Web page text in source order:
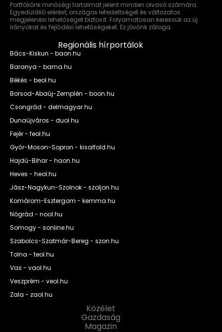
Portfóliónk minőségi tartalmat jelent minden olvasó számára.
Egyedülálló elérést, országos lefedettséget és változatos
megjelenési lehetőséget biztosít. Folyamatosan keressük az új
irányokat és fejlődési lehetőségeket. Ez jövőnk záloga.
Regionális hírportálok
Bács-Kiskun - baon.hu
Baranya - bama.hu
Békés - beol.hu
Borsod-Abaúj-Zemplén - boon.hu
Csongrád - delmagyar.hu
Dunaújváros - duol.hu
Fejér - feol.hu
Győr-Moson-Sopron - kisalfold.hu
Hajdú-Bihar - haon.hu
Heves - heol.hu
Jász-Nagykun-Szolnok - szoljon.hu
Komárom-Esztergom - kemma.hu
Nógrád - nool.hu
Somogy - sonline.hu
Szabolcs-Szatmár-Bereg - szon.hu
Tolna - teol.hu
Vas - vaol.hu
Veszprém - veol.hu
Zala - zaol.hu
Közélet
Gazdaság
Magazin